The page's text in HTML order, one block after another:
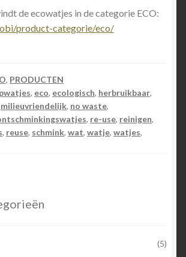
de ecowatjes in de categorie ECO:
product-categorie/eco/
, PRODUCTEN
, eco, ecologisch, herbruikbaar,
milieuvriendelijk, no waste,
, re-use, reinigen,
, reuse, schmink, wat, watje, watjes,
(5)